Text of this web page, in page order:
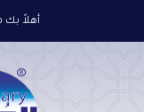
أهلاً بك